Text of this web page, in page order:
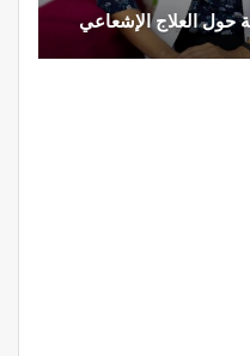
حول العلاج الإشعاعي